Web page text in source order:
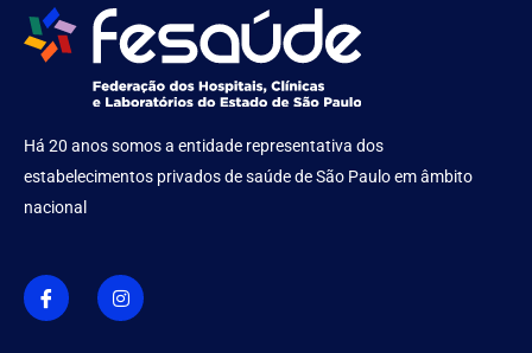
Há 20 anos somos a entidade representativa dos
estabelecimentos privados de saúde de São Paulo em âmbito
nacional
I
c
o
n
I
n
s
t